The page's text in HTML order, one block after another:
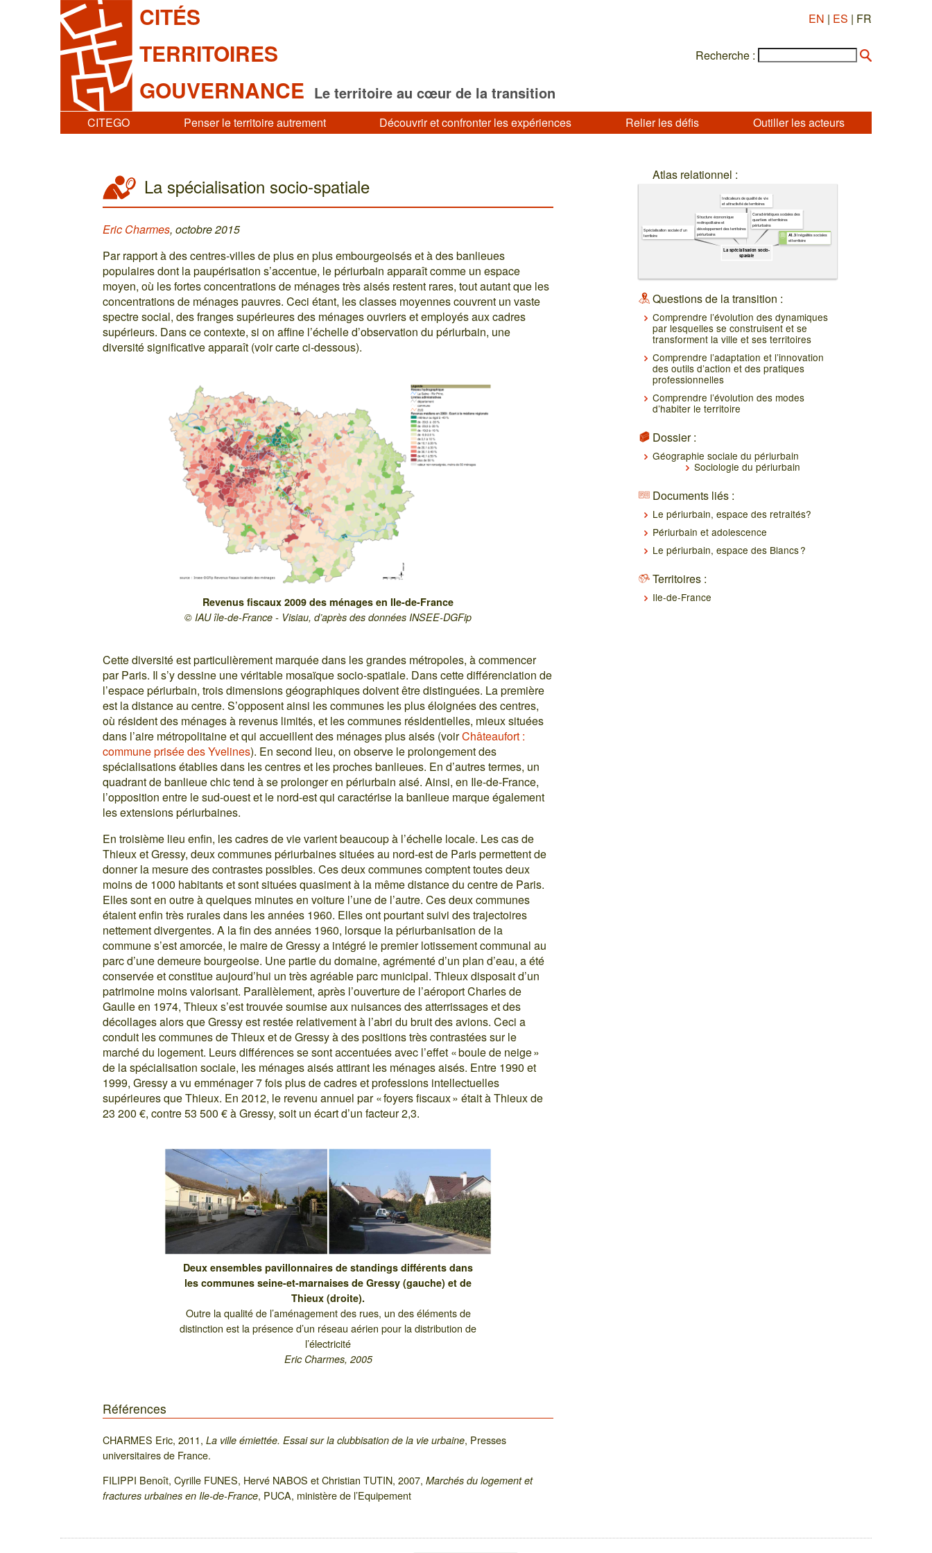
CITÉS
TERRITOIRES
GOUVERNANCE Le territoire au cœur de la transition
EN | ES | FR
Recherche :
CITEGO Penser le territoire autrement Découvrir et confronter les expériences Relier les défis Outiller les acteurs
La spécialisation socio-spatiale
Eric Charmes, octobre 2015
Par rapport à des centres-villes de plus en plus embourgeoisés et à des banlieues
populaires dont la paupérisation s’accentue, le périurbain apparaît comme un espace
moyen, où les fortes concentrations de ménages très aisés restent rares, tout autant que les
concentrations de ménages pauvres. Ceci étant, les classes moyennes couvrent un vaste
spectre social, des franges supérieures des ménages ouvriers et employés aux cadres
supérieurs. Dans ce contexte, si on affine l’échelle d’observation du périurbain, une
diversité significative apparaît (voir carte ci-dessous).
Revenus fiscaux 2009 des ménages en Ile-de-France
© IAU île-de-France - Visiau, d’après des données INSEE-DGFip
Cette diversité est particulièrement marquée dans les grandes métropoles, à commencer
par Paris. Il s’y dessine une véritable mosaïque socio-spatiale. Dans cette différenciation de
l’espace périurbain, trois dimensions géographiques doivent être distinguées. La première
est la distance au centre. S’opposent ainsi les communes les plus éloignées des centres,
où résident des ménages à revenus limités, et les communes résidentielles, mieux situées
dans l’aire métropolitaine et qui accueillent des ménages plus aisés (voirChâteaufort :
commune prisée des Yvelines). En second lieu, on observe le prolongement des
spécialisations établies dans les centres et les proches banlieues. En d’autres termes, un
quadrant de banlieue chic tend à se prolonger en périurbain aisé. Ainsi, en Ile-de-France,
l’opposition entre le sud-ouest et le nord-est qui caractérise la banlieue marque également
les extensions périurbaines.
En troisième lieu enfin, les cadres de vie varient beaucoup à l’échelle locale. Les cas de
Thieux et Gressy, deux communes périurbaines situées au nord-est de Paris permettent de
donner la mesure des contrastes possibles. Ces deux communes comptent toutes deux
moins de 1000 habitants et sont situées quasiment à la même distance du centre de Paris.
Elles sont en outre à quelques minutes en voiture l’une de l’autre. Ces deux communes
étaient enfin très rurales dans les années 1960. Elles ont pourtant suivi des trajectoires
nettement divergentes. A la fin des années 1960, lorsque la périurbanisation de la
commune s’est amorcée, le maire de Gressy a intégré le premier lotissement communal au
parc d’une demeure bourgeoise. Une partie du domaine, agrémenté d’un plan d’eau, a été
conservée et constitue aujourd’hui un très agréable parc municipal. Thieux disposait d’un
patrimoine moins valorisant. Parallèlement, après l’ouverture de l’aéroport Charles de
Gaulle en 1974, Thieux s’est trouvée soumise aux nuisances des atterrissages et des
décollages alors que Gressy est restée relativement à l’abri du bruit des avions. Ceci a
conduit les communes de Thieux et de Gressy à des positions très contrastées sur le
marché du logement. Leurs différences se sont accentuées avec l’effet « boule de neige »
de la spécialisation sociale, les ménages aisés attirant les ménages aisés. Entre 1990 et
1999, Gressy a vu emménager 7 fois plus de cadres et professions intellectuelles
supérieures que Thieux. En 2012, le revenu annuel par « foyers fiscaux » était à Thieux de
23 200 €, contre 53 500 € à Gressy, soit un écart d’un facteur 2,3.
Deux ensembles pavillonnaires de standings différents dans
les communes seine-et-marnaises de Gressy (gauche) et de
Thieux (droite).
Outre la qualité de l’aménagement des rues, un des éléments de
distinction est la présence d’un réseau aérien pour la distribution de
l’électricité
Eric Charmes, 2005
Références
CHARMES Eric, 2011,La ville émiettée. Essai sur la clubbisation de la vie urbaine, Presses
universitaires de France.
FILIPPI Benoît, Cyrille FUNES, Hervé NABOS et Christian TUTIN, 2007,Marchés du logement et
fractures urbaines en Ile-de-France, PUCA, ministère de l’Equipement
Atlas relationnel :
La spécialisation socio-
spatiale
A1.3Inégalités sociales
et territoire
Caractéristiques sociales des
quartiers et territoires
périurbains
Indicateurs de qualité de vie
et attractivité de territoires
Structure économique
métropolitaine et
développement des territoires
périurbains
Spécialisation sociale d'un
territoire
Questions de la transition :
Comprendre l’évolution des dynamiques
par lesquelles se construisent et se
transforment la ville et ses territoires
Comprendre l’adaptation et l’innovation
des outils d’action et des pratiques
professionnelles
Comprendre l’évolution des modes
d’habiter le territoire
Dossier :
Géographie sociale du périurbain
Sociologie du périurbain
Documents liés :
Le périurbain, espace des retraités?
Périurbain et adolescence
Le périurbain, espace des Blancs ?
Territoires :
Ile-de-France